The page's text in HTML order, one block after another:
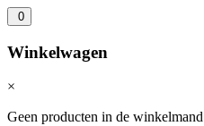
0
Winkelwagen
×
Geen producten in de winkelmand